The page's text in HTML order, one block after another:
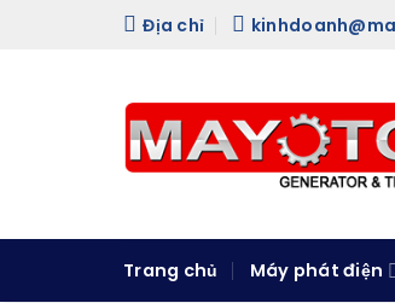
Địa chỉ
Trang chủ Máy phát điện